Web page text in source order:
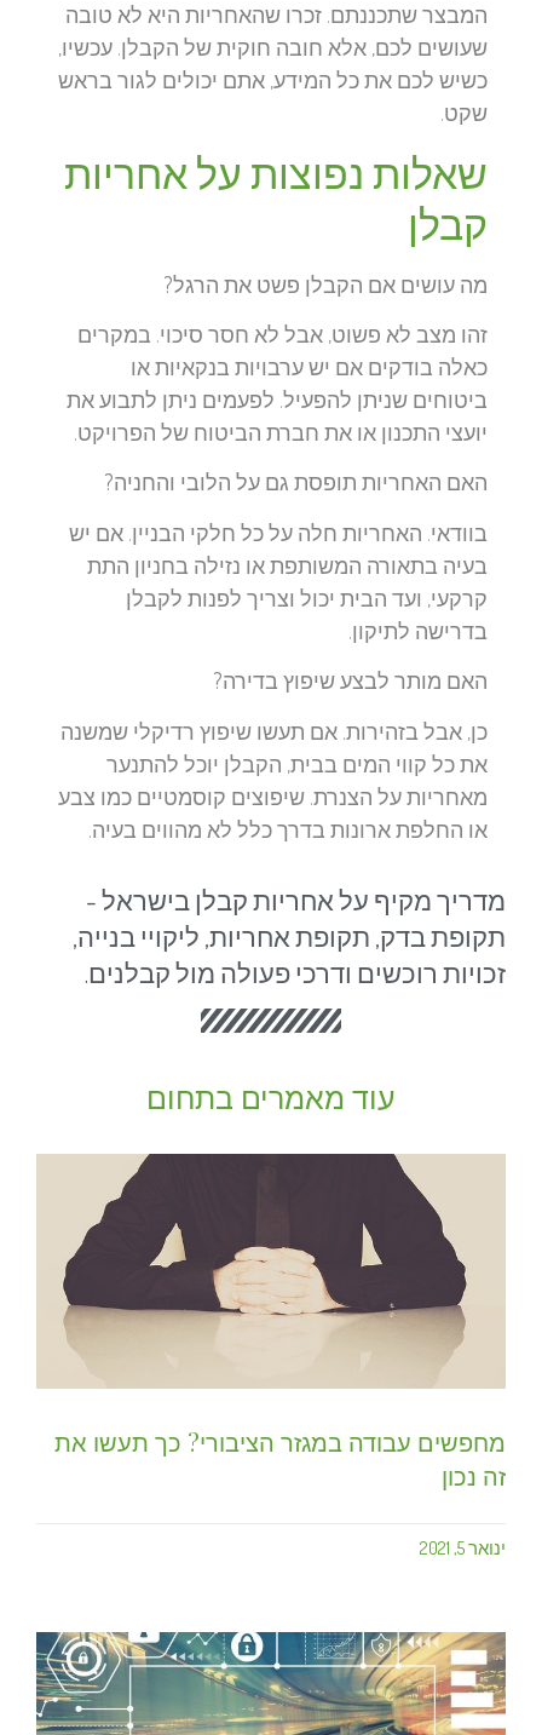
המבצר שתכננתם. זכרו שהאחריות היא לא טובה
שעושים לכם, אלא חובה חוקית של הקבלן. עכשיו,
כשיש לכם את כל המידע, אתם יכולים לגור בראש
שקט.
שאלות נפוצות על אחריות
קבלן
מה עושים אם הקבלן פשט את הרגל?
זהו מצב לא פשוט, אבל לא חסר סיכוי. במקרים
כאלה בודקים אם יש ערבויות בנקאיות או
ביטוחים שניתן להפעיל. לפעמים ניתן לתבוע את
יועצי התכנון או את חברת הביטוח של הפרויקט.
האם האחריות תופסת גם על הלובי והחניה?
בוודאי. האחריות חלה על כל חלקי הבניין. אם יש
בעיה בתאורה המשותפת או נזילה בחניון התת
קרקעי, ועד הבית יכול וצריך לפנות לקבלן
בדרישה לתיקון.
האם מותר לבצע שיפוץ בדירה?
כן, אבל בזהירות. אם תעשו שיפוץ רדיקלי שמשנה
את כל קווי המים בבית, הקבלן יוכל להתנער
מאחריות על הצנרת. שיפוצים קוסמטיים כמו צבע
או החלפת ארונות בדרך כלל לא מהווים בעיה.
מדריך מקיף על אחריות קבלן בישראל -
תקופת בדק, תקופת אחריות, ליקויי בנייה,
זכויות רוכשים ודרכי פעולה מול קבלנים.
עוד מאמרים בתחום
מחפשים עבודה במגזר הציבורי? כך תעשו את
זה נכון
ינואר 5, 2021